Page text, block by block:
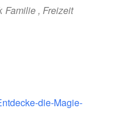
Familie , Freizeit
die-Magie-